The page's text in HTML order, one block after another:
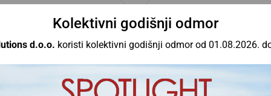
Kolektivni godišnji odmor
d.o.o. koristi kolektivni godišnji odmor od 01.08.2026.